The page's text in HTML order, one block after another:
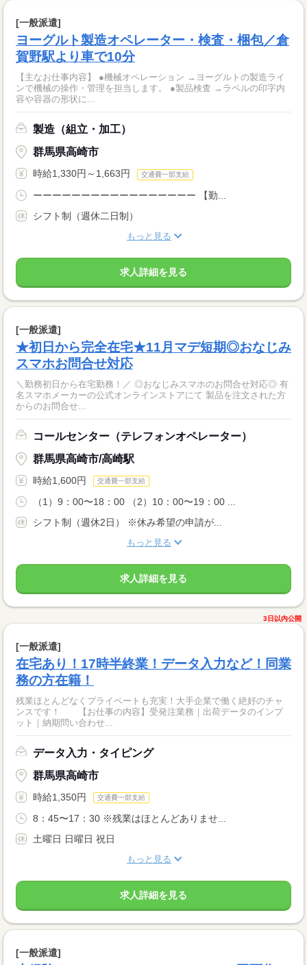
[一般派遣]
ヨーグルト製造オペレーター・検査・梱包／倉
賀野駅より車で10分
【主なお仕事内容】 ●機械オペレーション →ヨーグルトの製造ライ
ンで機械の操作・管理を担当します。 ●製品検査 →ラベルの印字内
容や容器の形状に...
製造（組立・加工）
群馬県高崎市
時給1,330円～1,663円 交通費一部支給
ーーーーーーーーーーーーーーーーー 【勤...
シフト制（週休二日制）
もっと見る
求人詳細を見る
[一般派遣]
★初日から完全在宅★11月マデ短期◎おなじみ
スマホお問合せ対応
＼勤務初日から在宅勤務！／ ◎おなじみスマホのお問合せ対応◎ 有
名スマホメーカーの公式オンラインストアにて 製品を注文された方
からのお問合せ...
コールセンター（テレフォンオペレーター）
群馬県高崎市/高崎駅
時給1,600円 交通費一部支給
（1）9：00〜18：00 （2）10：00〜19：00 ...
シフト制（週休2日） ※休み希望の申請が...
もっと見る
求人詳細を見る
3日以内公開
[一般派遣]
在宅あり！17時半終業！データ入力など！同業
務の方在籍！
残業ほとんどなくプライベートも充実！大手企業で働く絶好のチャ
ンスです！ 【お仕事の内容】受発注業務｜出荷データのインプ
ット｜納期問い合わせ...
データ入力・タイピング
群馬県高崎市
時給1,350円 交通費一部支給
8：45〜17：30 ※残業はほとんどありませ...
土曜日 日曜日 祝日
もっと見る
求人詳細を見る
[一般派遣]